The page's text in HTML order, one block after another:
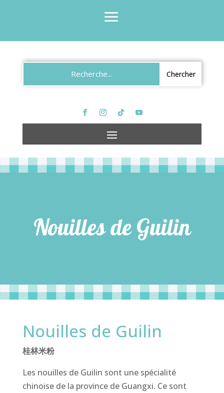
Nouilles de Guilin
Nouilles de Guilin
桂林米粉
Les nouilles de Guilin sont une spécialité
chinoise de la province de Guangxi. Ce sont